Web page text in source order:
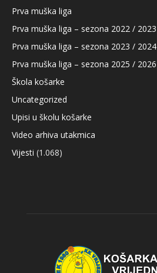
Prva muška liga
Prva muška liga – sezona 2022 / 2023
Prva muška liga – sezona 2023 / 2024
Prva muška liga – sezona 2025 / 2026
Škola košarke
Uncategorized
Upisi u školu košarke
Video arhiva utakmica
Vijesti (1.068)